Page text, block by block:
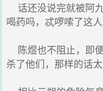
话还没说完就被阿
喝药吗，忒啰嗦了这人
陈煜也不阻止，即
杀了他们，那样的话太